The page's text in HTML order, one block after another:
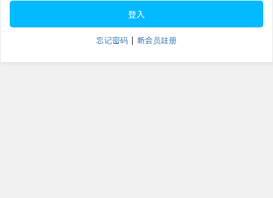
登入
忘记密码 | 新会员註册